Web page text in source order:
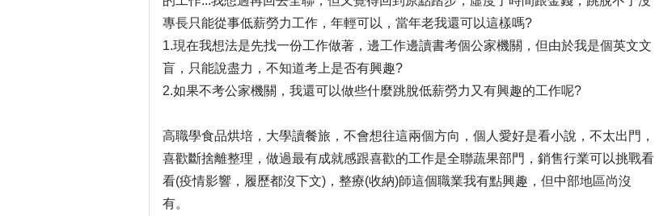
專長只能從事低薪勞力工作，年輕可以，當年老我還可以這樣嗎?
1.現在我想法是先找一份工作做著，邊工作邊讀書考個公家機關，但由於我是個英文文
盲，只能說盡力，不知道考上是否有興趣?
2.如果不考公家機關，我還可以做些什麼跳脫低薪勞力又有興趣的工作呢?
高職學食品烘培，大學讀餐旅，不會想往這兩個方向，個人愛好是看小說，不太出門，
喜歡斷捨離整理，做過最有成就感跟喜歡的工作是全聯蔬果部門，銷售行業可以挑戰看
看(疫情影響，履歷都沒下文)，整療(收納)師這個職業我有點興趣，但中部地區尚沒
有。